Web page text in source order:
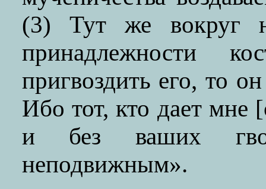
(3) Тут же вокруг
принадлежности
пригвоздить его, то
Ибо тот, кто дает мне
и без ваших
неподвижным».